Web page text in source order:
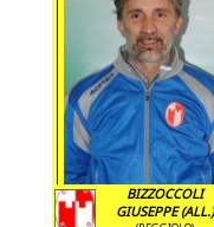
BIZZOCCOLI
GIUSEPPE (ALL.)